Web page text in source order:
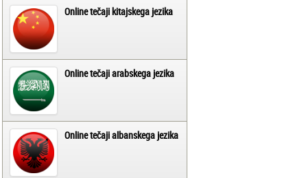
Online tečaji kitajskega jezika
Online tečaji arabskega jezika
Online tečaji albanskega jezika